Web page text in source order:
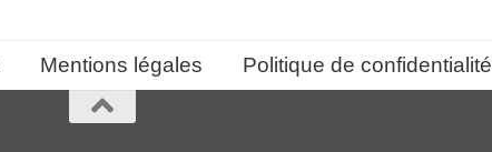
Mentions légales Politique de confidentialité